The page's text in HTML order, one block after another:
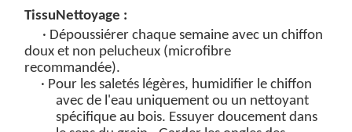
TissuNettoyage :
· Dépoussiérer chaque semaine avec un chiffon
doux et non pelucheux (microfibre
recommandée).
· Pour les saletés légères, humidifier le chiffon
avec de l'eau uniquementou un nettoyant
spécifique au bois. Essuyer doucement dans